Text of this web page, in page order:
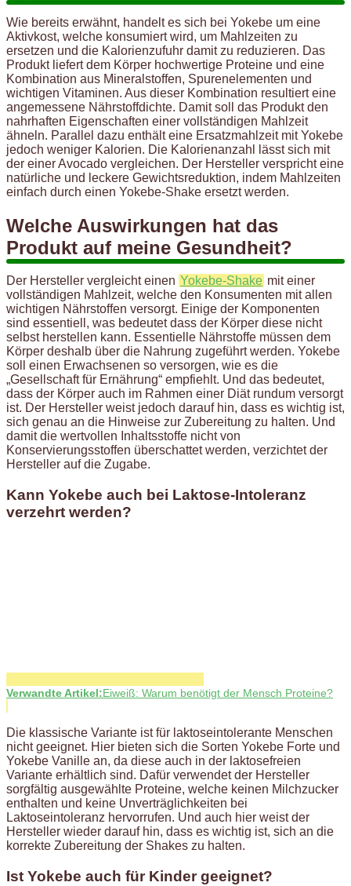
Wie bereits erwähnt, handelt es sich bei Yokebe um eine
Aktivkost, welche konsumiert wird, um Mahlzeiten zu
ersetzen und die Kalorienzufuhr damit zu reduzieren. Das
Produkt liefert dem Körper hochwertige Proteine und eine
Kombination aus Mineralstoffen, Spurenelementen und
wichtigen Vitaminen. Aus dieser Kombination resultiert eine
angemessene Nährstoffdichte. Damit soll das Produkt den
nahrhaften Eigenschaften einer vollständigen Mahlzeit
ähneln. Parallel dazu enthält eine Ersatzmahlzeit mit Yokebe
jedoch weniger Kalorien. Die Kalorienanzahl lässt sich mit
der einer Avocado vergleichen. Der Hersteller verspricht eine
natürliche und leckere Gewichtsreduktion, indem Mahlzeiten
einfach durch einen Yokebe-Shake ersetzt werden.
Welche Auswirkungen hat das
Produkt auf meine Gesundheit?
Der Hersteller vergleicht einen Yokebe-Shake mit einer
vollständigen Mahlzeit, welche den Konsumenten mit allen
wichtigen Nährstoffen versorgt. Einige der Komponenten
sind essentiell, was bedeutet dass der Körper diese nicht
selbst herstellen kann. Essentielle Nährstoffe müssen dem
Körper deshalb über die Nahrung zugeführt werden. Yokebe
soll einen Erwachsenen so versorgen, wie es die
„Gesellschaft für Ernährung“ empfiehlt. Und das bedeutet,
dass der Körper auch im Rahmen einer Diät rundum versorgt
ist. Der Hersteller weist jedoch darauf hin, dass es wichtig ist,
sich genau an die Hinweise zur Zubereitung zu halten. Und
damit die wertvollen Inhaltsstoffe nicht von
Konservierungsstoffen überschattet werden, verzichtet der
Hersteller auf die Zugabe.
Kann Yokebe auch bei Laktose-Intoleranz
verzehrt werden?
Verwandte Artikel:Eiweiß: Warum benötigt der Mensch Proteine?
Die klassische Variante ist für laktoseintolerante Menschen
nicht geeignet. Hier bieten sich die Sorten Yokebe Forte und
Yokebe Vanille an, da diese auch in der laktosefreien
Variante erhältlich sind. Dafür verwendet der Hersteller
sorgfältig ausgewählte Proteine, welche keinen Milchzucker
enthalten und keine Unverträglichkeiten bei
Laktoseintoleranz hervorrufen. Und auch hier weist der
Hersteller wieder darauf hin, dass es wichtig ist, sich an die
korrekte Zubereitung der Shakes zu halten.
Ist Yokebe auch für Kinder geeignet?